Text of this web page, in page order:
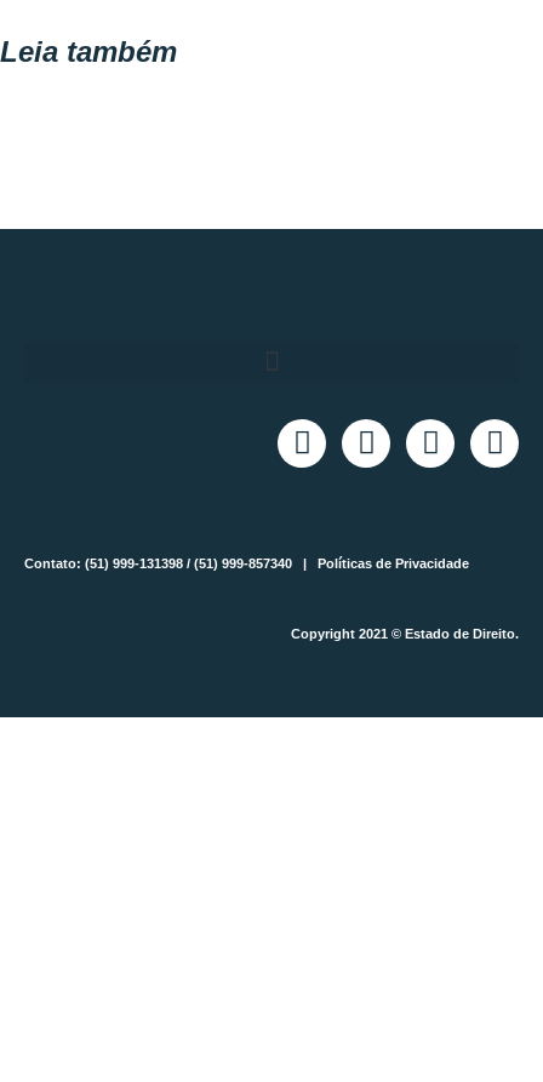
Leia também
Contato: (51) 999-131398 / (51) 999-857340 | Políticas de Privacidade
Copyright 2021 © Estado de Direito.